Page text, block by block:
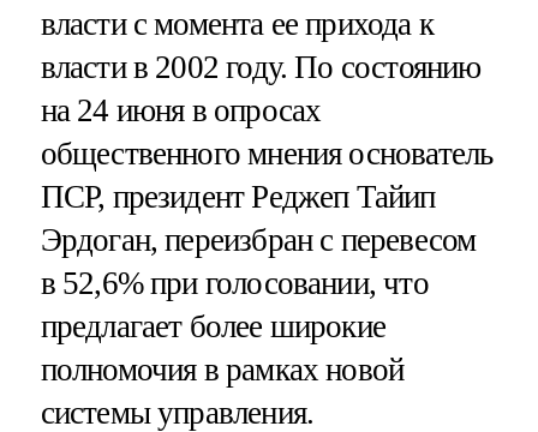
власти с момента ее прихода к
власти в 2002 году. По состоянию
на 24 июня в опросах
общественного мнения основатель
ПСР, президент Реджеп Тайип
Эрдоган, переизбран с перевесом
в 52,6% при голосовании, что
предлагает более широкие
полномочия в рамках новой
системы управления.